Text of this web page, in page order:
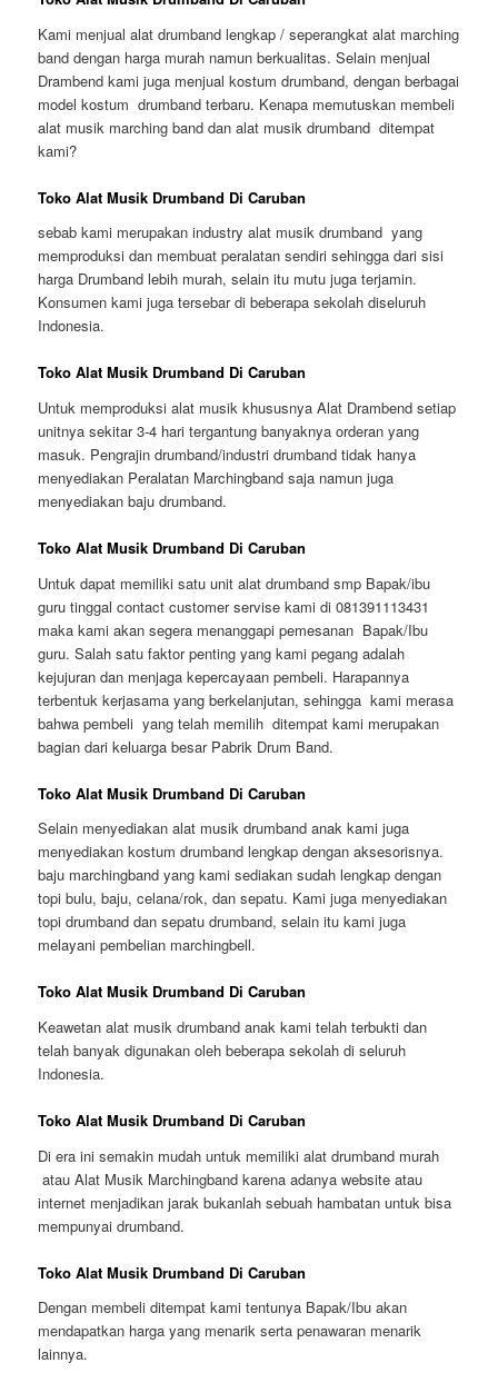
Kami menjual alat drumband lengkap / seperangkat alat marching
band dengan harga murah namun berkualitas. Selain menjual
Drambend kami juga menjual kostum drumband, dengan berbagai
model kostum drumband terbaru. Kenapa memutuskan membeli
alat musik marching band dan alat musik drumband ditempat
kami?
Toko Alat Musik Drumband Di Caruban
sebab kami merupakan industry alat musik drumband yang
memproduksi dan membuat peralatan sendiri sehingga dari sisi
harga Drumband lebih murah, selain itu mutu juga terjamin.
Konsumen kami juga tersebar di beberapa sekolah diseluruh
Indonesia.
Toko Alat Musik Drumband Di Caruban
Untuk memproduksi alat musik khususnya Alat Drambend setiap
unitnya sekitar 3-4 hari tergantung banyaknya orderan yang
masuk. Pengrajin drumband/industri drumband tidak hanya
menyediakan Peralatan Marchingband saja namun juga
menyediakan baju drumband.
Toko Alat Musik Drumband Di Caruban
Untuk dapat memiliki satu unit alat drumband smp Bapak/ibu
guru tinggal contact customer servise kami di 081391113431
maka kami akan segera menanggapi pemesanan Bapak/Ibu
guru. Salah satu faktor penting yang kami pegang adalah
kejujuran dan menjaga kepercayaan pembeli. Harapannya
terbentuk kerjasama yang berkelanjutan, sehingga kami merasa
bahwa pembeli yang telah memilih ditempat kami merupakan
bagian dari keluarga besar Pabrik Drum Band.
Toko Alat Musik Drumband Di Caruban
Selain menyediakan alat musik drumband anak kami juga
menyediakan kostum drumband lengkap dengan aksesorisnya.
baju marchingband yang kami sediakan sudah lengkap dengan
topi bulu, baju, celana/rok, dan sepatu. Kami juga menyediakan
topi drumband dan sepatu drumband, selain itu kami juga
melayani pembelian marchingbell.
Toko Alat Musik Drumband Di Caruban
Keawetan alat musik drumband anak kami telah terbukti dan
telah banyak digunakan oleh beberapa sekolah di seluruh
Indonesia.
Toko Alat Musik Drumband Di Caruban
Di era ini semakin mudah untuk memiliki alat drumband murah
atau Alat Musik Marchingband karena adanya website atau
internet menjadikan jarak bukanlah sebuah hambatan untuk bisa
mempunyai drumband.
Toko Alat Musik Drumband Di Caruban
Dengan membeli ditempat kami tentunya Bapak/Ibu akan
mendapatkan harga yang menarik serta penawaran menarik
lainnya.